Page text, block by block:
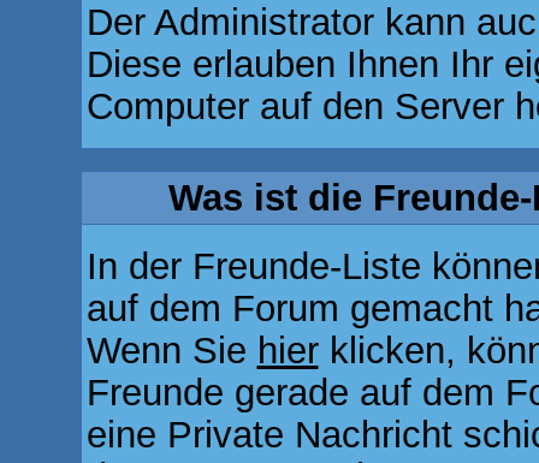
Der Administrator kann
Diese erlauben Ihnen Ihr
Computer auf den Server
Was ist die
In der Freunde-Liste
auf dem Forum gemacht
Wenn Sie hierklicken,
Freunde gerade auf dem
eine Private Nachricht